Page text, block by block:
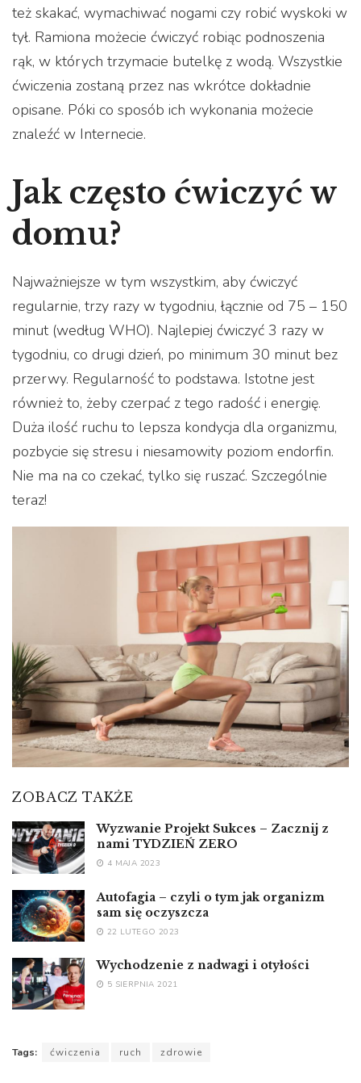
też skakać, wymachiwać nogami czy robić wyskoki w
tył. Ramiona możecie ćwiczyć robiąc podnoszenia
rąk, w których trzymacie butelkę z wodą. Wszystkie
ćwiczenia zostaną przez nas wkrótce dokładnie
opisane. Póki co sposób ich wykonania możecie
znaleźć w Internecie.
Jak często ćwiczyć w
domu?
Najważniejsze w tym wszystkim, aby ćwiczyć
regularnie, trzy razy w tygodniu, łącznie od 75 – 150
minut (według WHO). Najlepiej ćwiczyć 3 razy w
tygodniu, co drugi dzień, po minimum 30 minut bez
przerwy. Regularność to podstawa. Istotne jest
również to, żeby czerpać z tego radość i energię.
Duża ilość ruchu to lepsza kondycja dla organizmu,
pozbycie się stresu i niesamowity poziom endorfin.
Nie ma na co czekać, tylko się ruszać. Szczególnie
teraz!
ZOBACZ TAKŻE
Wyzwanie Projekt Sukces – Zacznij z
nami TYDZIEŃ ZERO
4 MAJA 2023
Autofagia – czyli o tym jak organizm
sam się oczyszcza
22 LUTEGO 2023
Wychodzenie z nadwagi i otyłości
5 SIERPNIA 2021
Tags: ćwiczenia ruch zdrowie